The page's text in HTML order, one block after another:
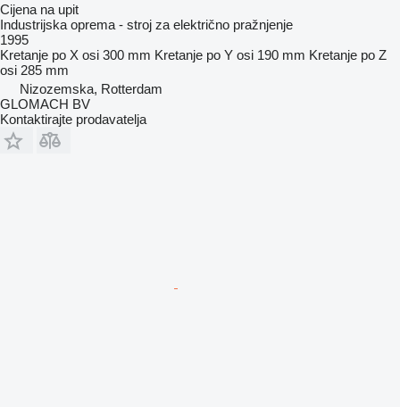
Cijena na upit
Industrijska oprema - stroj za električno pražnjenje
1995
Kretanje po X osi 300 mm Kretanje po Y osi 190 mm Kretanje po Z
osi 285 mm
Nizozemska, Rotterdam
GLOMACH BV
Kontaktirajte prodavatelja